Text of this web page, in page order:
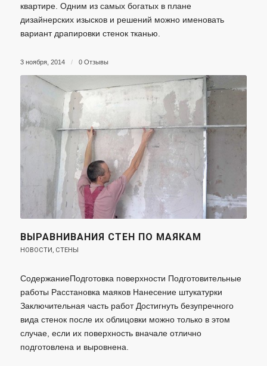
квартире. Одним из самых богатых в плане
дизайнерских изысков и решений можно именовать
вариант драпировки стенок тканью.
3 ноября, 2014 / 0 Отзывы
ВЫРАВНИВАНИЯ СТЕН ПО МАЯКАМ
НОВОСТИ , СТЕНЫ
СодержаниеПодготовка поверхности Подготовительные
работы Расстановка маяков Нанесение штукатурки
Заключительная часть работ Достигнуть безупречного
вида стенок после их облицовки можно только в этом
случае, если их поверхность вначале отлично
подготовлена и выровнена.